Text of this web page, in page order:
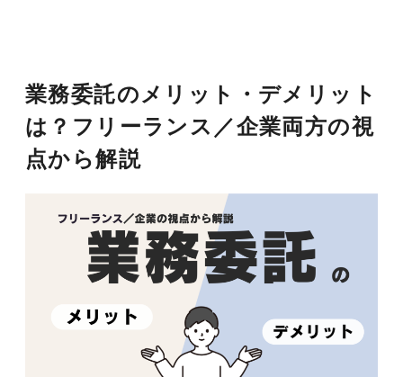
業務委託のメリット・デメリット
は？フリーランス／企業両方の視
点から解説